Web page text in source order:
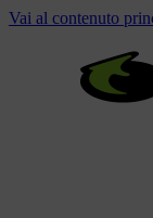
Vai al contenuto